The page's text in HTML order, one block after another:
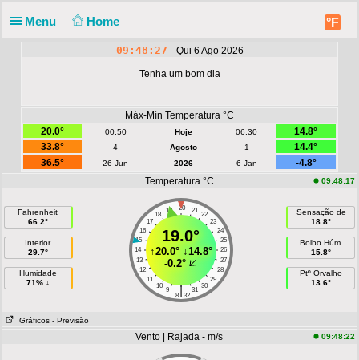
Menu Home °F
09:48:27 Qui 6 Ago 2026
Tenha um bom dia
Máx-Mín Temperatura °C
20.0°
00:50 Hoje 06:30
14.8°
33.8°
4 Agosto 1
14.4°
36.5°
26 Jun 2026 6 Jan
-4.8°
Temperatura °C
09:48:17
Fahrenheit
66.2°
Interior
29.7°
Humidade
71% ↓
20
19 21
18
22
17
23
16
24
15
25
14
26
13
27
12
28
11
29
10
30
9 31
|
8 32
19.0°
↑20.0°↓14.8°
-0.2°
Sensação de
18.8°
Bolbo Húm.
15.8°
Ptº Orvalho
13.6°
Gráficos - Previsão
Vento | Rajada - m/s 09:48:22